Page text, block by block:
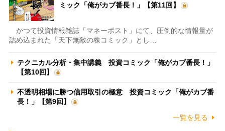
ミック「俺がカブ番長！」【第11回】
かつて投資情報雑誌「マネーポスト」にて、圧倒的な情報量が
詰め込まれた「天下無敵の株コミック」とし…
テクニカル分析・集中講義 投資コミック「俺がカブ番長！」
【第10回】
不透明相場に勝つ信用取引の極意 投資コミック「俺がカブ番
長！」【第9回】
一覧を見る